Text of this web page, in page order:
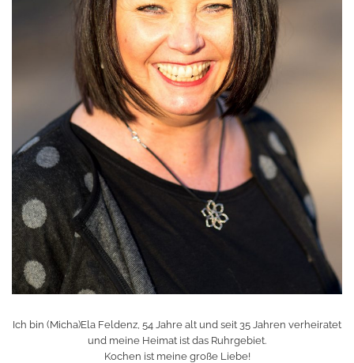
Ich bin (Micha)Ela Feldenz, 54 Jahre alt und seit 35 Jahren verheiratet
und meine Heimat ist das Ruhrgebiet.
Kochen ist meine große Liebe!